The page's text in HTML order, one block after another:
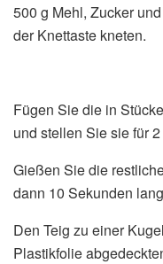
500 g Mehl, Zucker
der Knettaste kneten.
Fügen Sie die in
und stellen Sie sie für
Gießen Sie die
dann 10 Sekunden
Den Teig zu einer
Plastikfolie